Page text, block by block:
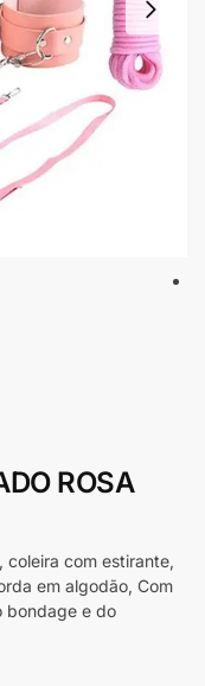
ROSA
com estirante,
em algodão, Com
bondage e do